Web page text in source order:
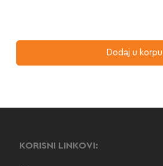
Dodaj u korpu
KORISNI LINKOVI: